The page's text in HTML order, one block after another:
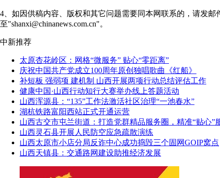
4、如因供稿内容、版权和其它问题需要同本网联系的，请发邮
至"shanxi@chinanews.com.cn"。
中新推荐
太原杏花岭区：网格“微服务” 贴心“零距离”
庆祝中国共产党成立100周年原创独唱歌曲《红船》
补短板 强弱项 建机制 山西开展两项行动总结评估工作
健康中国·山西行动知行大赛举办线上答题活动
山西浑源县：“135”工作法激活社区治理“一池春水”
湖杭铁路富阳西站正式开通运营
山西古交市屯兰街道：打造党群精品服务圈，精准“贴心”
山西灵石县开展人民防空应急疏散演练
山西太原市小店分局反诈中心成功捣毁三个固网GOIP窝点
山西天镇县：交通路网建设助推经济发展